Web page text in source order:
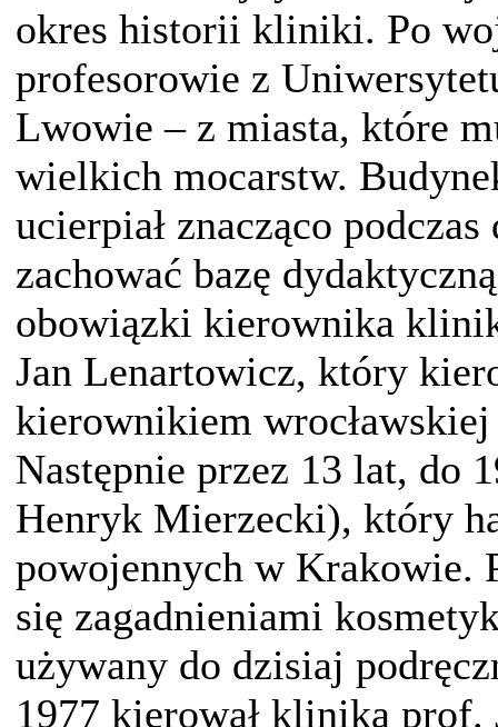
okres historii kliniki. Po
profesorowie z
Lwowie – z miasta, które
wielkich mocarstw.
ucierpiał znacząco
zachować bazę
obowiązki kierownika
Jan Lenartowicz, który
kierownikiem
Następnie przez 13 lat, do
Henryk Mierzecki), który
powojennych w Krakowie.
się zagadnieniami
używany do dzisiaj
1977 kierował kliniką